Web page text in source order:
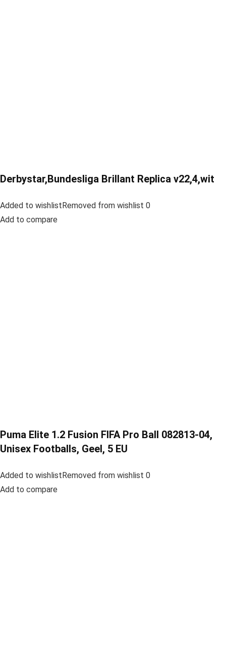
Derbystar,Bundesliga Brillant Replica v22,4,wit
Added to wishlistRemoved from wishlist 0
Add to compare
Puma Elite 1.2 Fusion FIFA Pro Ball 082813-04,
Unisex Footballs, Geel, 5 EU
Added to wishlistRemoved from wishlist 0
Add to compare